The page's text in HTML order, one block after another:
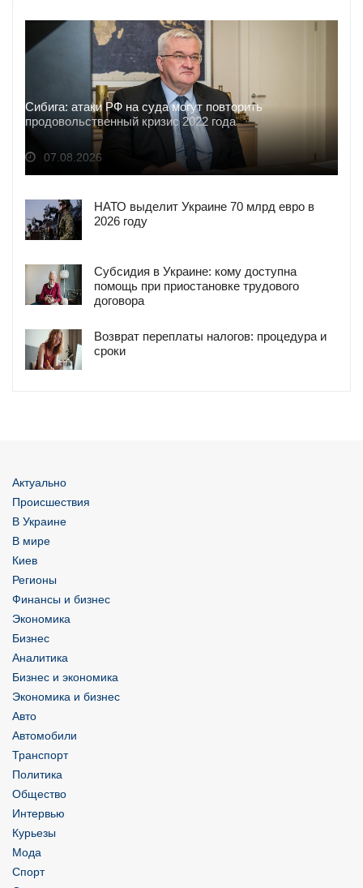
Сибига: атаки РФ на суда могут повторить
продовольственный кризис 2022 года
07.08.2026
НАТО выделит Украине 70 млрд евро в
2026 году
Субсидия в Украине: кому доступна
помощь при приостановке трудового
договора
Возврат переплаты налогов: процедура и
сроки
Актуально
Происшествия
В Украине
В мире
Киев
Регионы
Финансы и бизнес
Экономика
Бизнес
Аналитика
Бизнес и экономика
Экономика и бизнес
Авто
Автомобили
Транспорт
Политика
Общество
Интервью
Курьезы
Мода
Спорт